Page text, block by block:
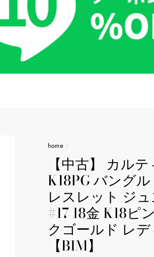
home /
【中古】 カル
K18PG バング
レスレット ジ
#17 18金 K18ピ
クゴールド レデ
【BIM】